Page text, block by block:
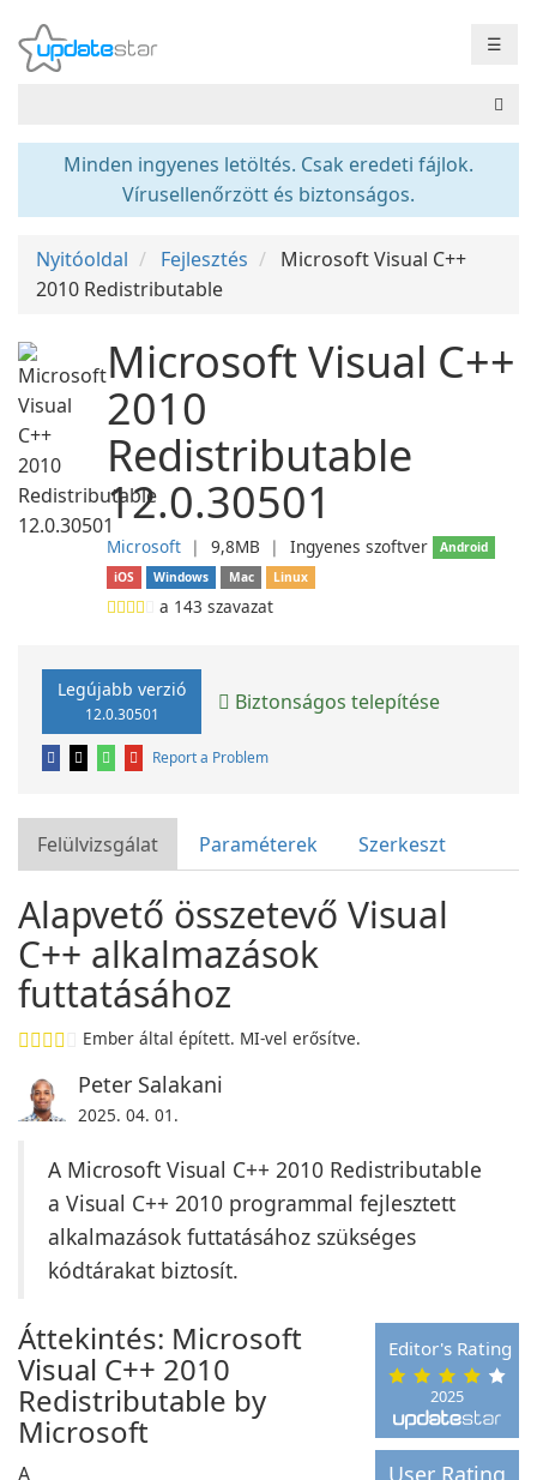
☰
Minden ingyenes letöltés. Csak eredeti fájlok.
Vírusellenőrzött és biztonságos.
Nyitóoldal Fejlesztés
Microsoft Visual C++
2010 Redistributable
Microsoft Visual C++
2010
Redistributable
12.0.30501
Microsoft ❘ 9,8MB ❘ Ingyenes szoftver
Android
iOS
Windows Mac Linux
a 143 szavazat
Legújabb verzió
12.0.30501 Biztonságos telepítése
Report a Problem
Felülvizsgálat Paraméterek Szerkeszt
Alapvető összetevő Visual
C++ alkalmazások
futtatásához
Ember által épített. MI-vel erősítve.
Peter Salakani
2025. 04. 01.
A Microsoft Visual C++ 2010 Redistributable
a Visual C++ 2010 programmal fejlesztett
alkalmazások futtatásához szükséges
kódtárakat biztosít.
2025
Editor's Rating
User Rating
Áttekintés: Microsoft
Visual C++ 2010
Redistributable by
Microsoft
A